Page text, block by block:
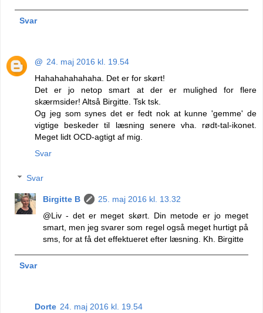
Svar
@ 24. maj 2016 kl. 19.54
Hahahahahahaha. Det er for skørt!
Det er jo netop smart at der er mulighed for flere
skærmsider! Altså Birgitte. Tsk tsk.
Og jeg som synes det er fedt nok at kunne 'gemme' de
vigtige beskeder til læsning senere vha. rødt-tal-ikonet.
Meget lidt OCD-agtigt af mig.
Svar
Svar
Birgitte B
25. maj 2016 kl. 13.32
@Liv - det er meget skørt. Din metode er jo meget
smart, men jeg svarer som regel også meget hurtigt på
sms, for at få det effektueret efter læsning. Kh. Birgitte
Svar
Dorte 24. maj 2016 kl. 19.54